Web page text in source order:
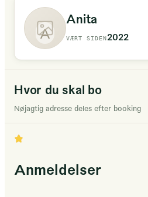
A
Anita
VÆRT SIDEN 2022
Hvor du skal bo
Nøjagtig adresse deles efter booking
Anmeldelser